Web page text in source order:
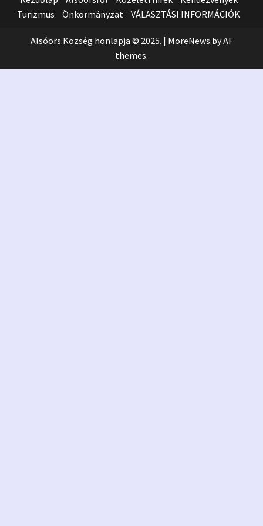
Turizmus
Önkormányzat VÁLASZTÁSI INFORMÁCIÓK
Alsóörs Község honlapja © 2025. | MoreNews by AF
themes.